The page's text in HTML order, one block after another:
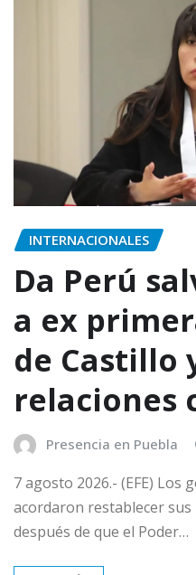
INTERNACIONALES
Da Perú
a ex
de Castillo
relaciones
Presencia en Puebla
7 agosto 2026.- (EFE) Los
acordaron restablecer
después de que el Poder…